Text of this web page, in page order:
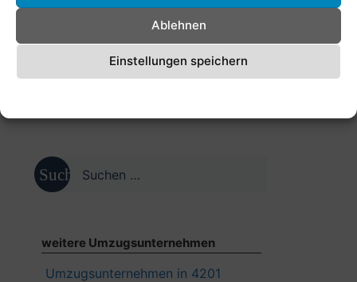
Ablehnen
Einstellungen speichern
Suche
nach:
weitere Umzugsunternehmen
Umzugsunternehmen in 4201